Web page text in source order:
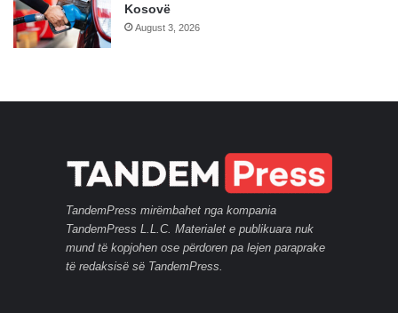
Kosovë
August 3, 2026
TandemPress mirëmbahet nga kompania
TandemPress L.L.C. Materialet e publikuara nuk
mund të kopjohen ose përdoren pa lejen paraprake
të redaksisë së TandemPress.